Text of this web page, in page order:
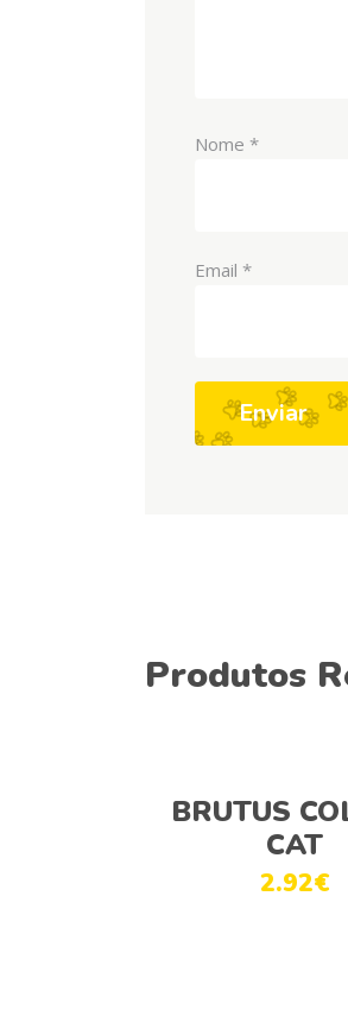
Nome *
Email *
Produtos
Adicionar
BRUTUS
CAT
2.92€